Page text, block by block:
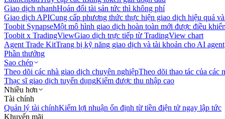
Giao dịch nhanhHoán đổi tài sản tức thì không phí
Giao dịch APICung cấp phương thức thực hiện giao dịch hiệu quả
Toobit SynapseMột mô hình giao dịch hoàn toàn mới được điều
Toobit x TradingViewGiao dịch trực tiếp từ TradingView chart
Agent Trade KitTrang bị kỹ năng giao dịch và tài khoản cho AI agent
Phần thưởng
Sao chép
Theo dõi các nhà giao dịch chuyên nghiệpTheo dõi thao tác của các
Thạc sĩ giao dịch tuyển dụngKiếm được thu nhập cao
Nhiều hơn
Tài chính
Quản lý tài chínhKiếm lợi nhuận ổn định từ tiền điện tử ngay lập tức
Khuyến mãi